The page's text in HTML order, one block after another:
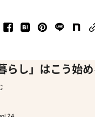
らし」はこう始め